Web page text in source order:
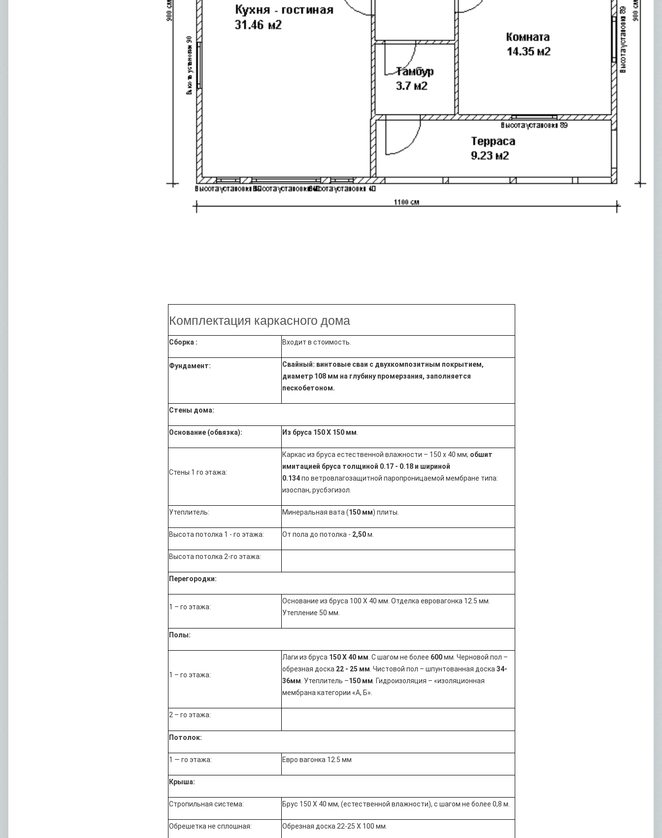
Комплектация каркасного дома
Сборка : Входит в стоимость.
Фундамент:
Свайный: винтовые сваи с двухкомпозитным покрытием,
диаметр 108 мм на глубину промерзания, заполняется
пескобетоном.
Стены дома:
Основание (обвязка): Из бруса 150 Х 150 мм
Стены 1 го этажа:
Каркас из бруса естественной влажности – 150 х 40 мм; обшит
имитацией бруса толщиной 0.17 - 0.18 и шириной
0.134по ветровлагозащитной паропроницаемой мембране типа:
изоспан, русбэгизол.
Утеплитель: Минеральная вата (150 мм) плиты.
Высота потолка 1 - го этажа: От пола до потолка - 2,50м.
Высота потолка 2-го этажа:
Перегородки:
1 – го этажа:
Основание из бруса 100 Х 40 мм. Отделка евровагонка 12.5 мм.
Утепление 50 мм.
Полы:
1 – го этажа:
Лаги из бруса 150 Х 40 мм . С шагом не более 600мм. Черновой пол –
обрезная доска 22 - 25 мм . Чистовой пол – шпунтованная доска 34-
36мм . Утеплитель –150 мм . Гидроизоляция – «изоляционная
мембрана категории «А, Б».
2 – го этажа:
Потолок:
1 — го этажа: Евро вагонка 12.5 мм
Крыша:
Стропильная система: Брус 150 Х 40 мм, (естественной влажности), с шагом не более 0,8 м.
Обрешетка не сплошная: Обрезная доска 22-25 Х 100 мм.